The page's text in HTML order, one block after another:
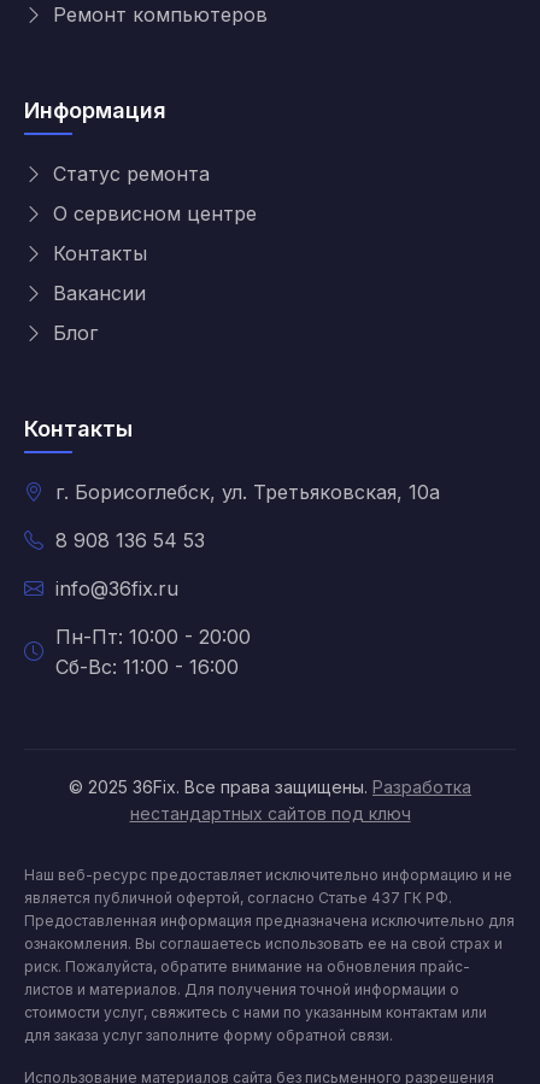
Ремонт компьютеров
Информация
Статус ремонта
О сервисном центре
Контакты
Вакансии
Блог
Контакты
г. Борисоглебск, ул. Третьяковская, 10а
8 908 136 54 53
info@36fix.ru
Пн-Пт: 10:00 - 20:00
Сб-Вс: 11:00 - 16:00
© 2025 36Fix. Все права защищены. Разработка
нестандартных сайтов под ключ
Наш веб-ресурс предоставляет исключительно информацию и не
является публичной офертой, согласно Статье 437 ГК РФ.
Предоставленная информация предназначена исключительно для
ознакомления. Вы соглашаетесь использовать ее на свой страх и
риск. Пожалуйста, обратите внимание на обновления прайс-
листов и материалов. Для получения точной информации о
стоимости услуг, свяжитесь с нами по указанным контактам или
для заказа услуг заполните форму обратной связи.
Использование материалов сайта без письменного разрешения